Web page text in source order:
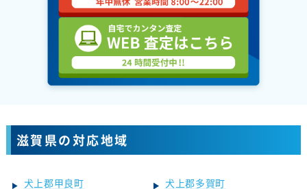
滋賀県の対応地域
犬上郡甲良町
犬上郡多賀町